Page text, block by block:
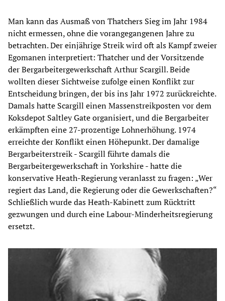
Man kann das Ausmaß von Thatchers Sieg im Jahr 1984
nicht ermessen, ohne die vorangegangenen Jahre zu
betrachten. Der einjährige Streik wird oft als Kampf zweier
Egomanen interpretiert: Thatcher und der Vorsitzende
der Bergarbeitergewerkschaft Arthur Scargill. Beide
wollten dieser Sichtweise zufolge einen Konflikt zur
Entscheidung bringen, der bis ins Jahr 1972 zurückreichte.
Damals hatte Scargill einen Massenstreikposten vor dem
Koksdepot Saltley Gate organisiert, und die Bergarbeiter
erkämpften eine 27-prozentige Lohnerhöhung. 1974
erreichte der Konflikt einen Höhepunkt. Der damalige
Bergarbeiterstreik - Scargill führte damals die
Bergarbeitergewerkschaft in Yorkshire - hatte die
konservative Heath-Regierung veranlasst zu fragen: „Wer
regiert das Land, die Regierung oder die Gewerkschaften?“
Schließlich wurde das Heath-Kabinett zum Rücktritt
gezwungen und durch eine Labour-Minderheitsregierung
ersetzt.